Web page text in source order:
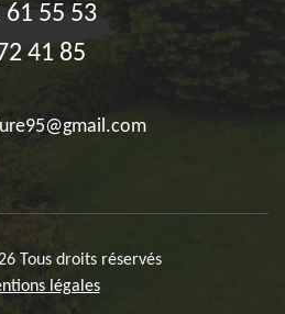
61 55 53
41 85
Tous droits réservés
légales